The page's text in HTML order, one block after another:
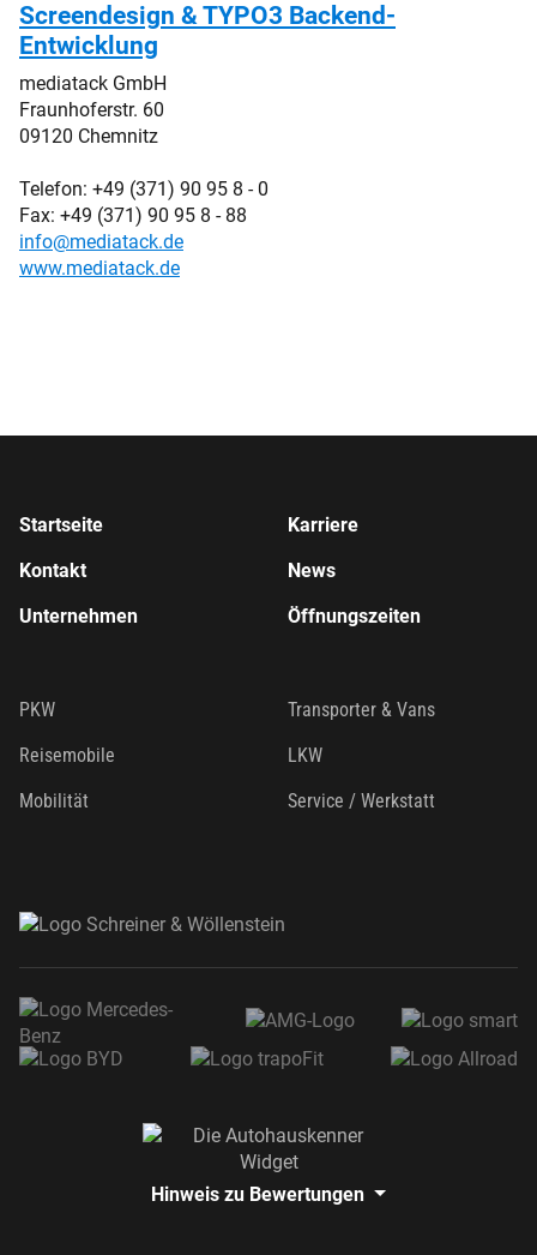
Screendesign & TYPO3 Backend-
Entwicklung
mediatack GmbH
Fraunhoferstr. 60
09120 Chemnitz
Telefon: +49 (371) 90 95 8 - 0
Fax: +49 (371) 90 95 8 - 88
info@mediatack.de
www.mediatack.de
Startseite
Karriere
Kontakt
News
Unternehmen
Öffnungszeiten
PKW
Transporter & Vans
Reisemobile
LKW
Mobilität
Service / Werkstatt
Hinweis zu Bewertungen